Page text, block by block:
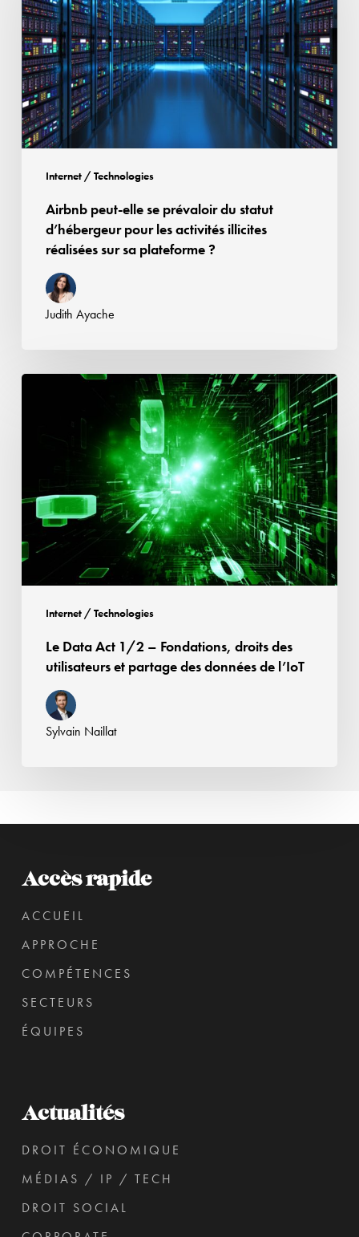
Internet / Technologies
se
prévaloir
du
statut
d’hébergeur
pour
les
activités
réalisées
plateforme
Airbnb peut-elle se prévaloir du statut
d’hébergeur pour les activités illicites
réalisées sur sa plateforme ?
Judith Ayache
Internet / Technologies
Fondations,
droits
des
utilisateurs
et
partage
donnéesLe Data Act 1/2 – Fondations, droits des
utilisateurs et partage des données de l’IoT
Sylvain Naillat
Accès rapide
ACCUEIL
APPROCHE
COMPÉTENCES
SECTEURS
ÉQUIPES
Actualités
DROIT ÉCONOMIQUE
MÉDIAS / IP / TECH
DROIT SOCIAL